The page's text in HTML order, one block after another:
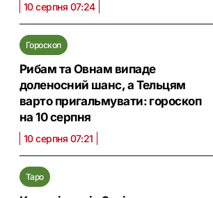
10 серпня 07:24
Гороскоп
Рибам та Овнам випаде
доленосний шанс, а Тельцям
варто пригальмувати: гороскоп
на 10 серпня
10 серпня 07:21
Таро